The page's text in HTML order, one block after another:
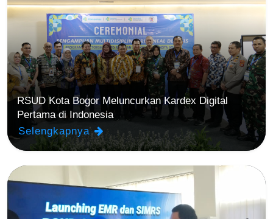
RSUD Kota Bogor Meluncurkan Kardex Digital
Pertama di Indonesia
Selengkapnya